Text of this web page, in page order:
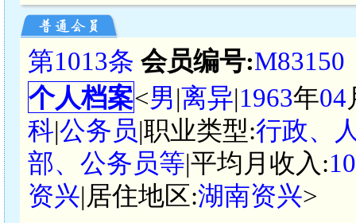
第1013条 会员编号:M83150
个人档案<男|离异|1963年04
科|公务员|职业类型:行政、
部、公务员等|平均月收入:
资兴|居住地区:湖南资兴>